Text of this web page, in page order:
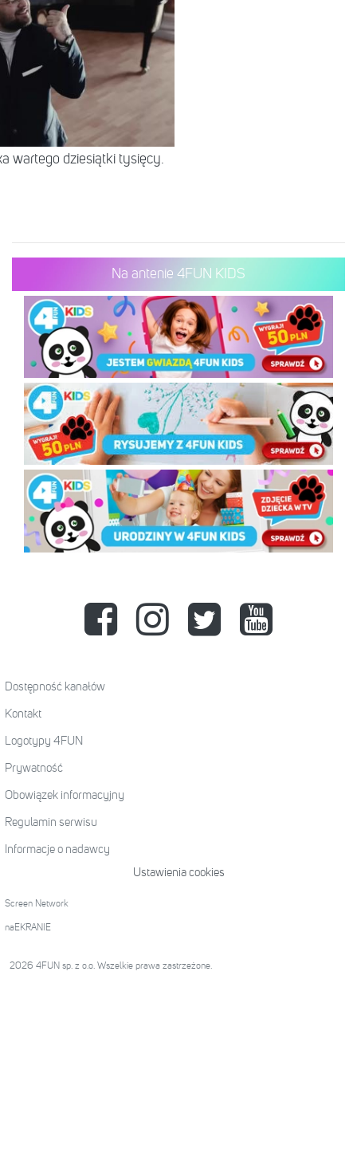
wartego dziesiątki tysięcy.
Na antenie 4FUN KIDS
Dostępność kanałów
Kontakt
Logotypy 4FUN
Prywatność
Obowiązek informacyjny
Regulamin serwisu
Informacje o nadawcy
Ustawienia cookies
Screen Network
naEKRANIE
2026 4FUN sp. z o.o. Wszelkie prawa zastrzeżone.